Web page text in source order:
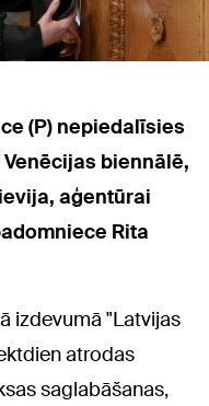
(P) nepiedalīsies
biennālē,
aģentūrai
Rita
izdevumā "Latvijas
atrodas
saglabāšanas,